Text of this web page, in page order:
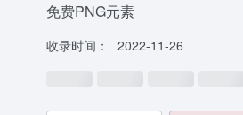
免费PNG元素
收录时间： 2022-11-26